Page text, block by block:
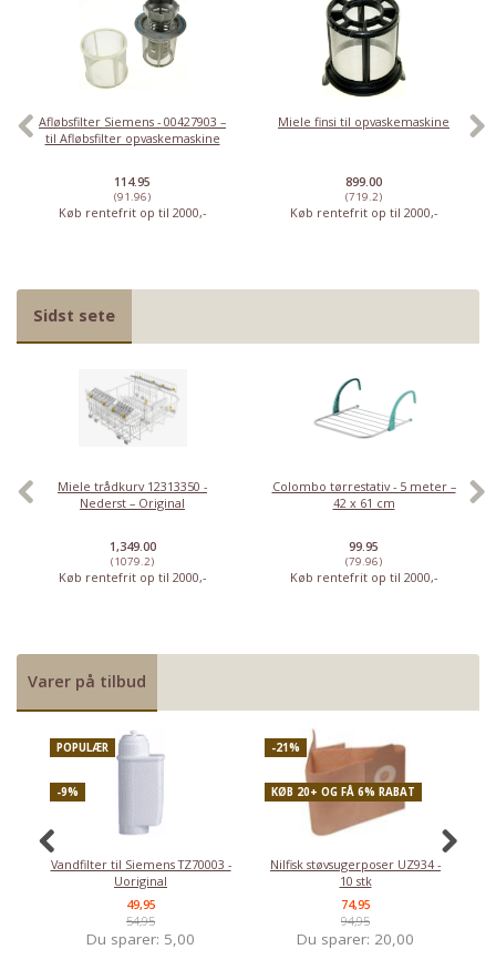
Afløbsfilter Siemens - 00427903 –
til Afløbsfilter opvaskemaskine
114.95
(91.96)
Køb rentefrit op til 2000,-
Miele finsi til opvaskemaskine
899.00
(719.2)
Køb rentefrit op til 2000,-
Sidst sete
Miele trådkurv 12313350 -
Nederst – Original
1,349.00
(1079.2)
Køb rentefrit op til 2000,-
Colombo tørrestativ - 5 meter –
42 x 61 cm
99.95
(79.96)
Køb rentefrit op til 2000,-
Varer på tilbud
POPULÆR
-9%
Vandfilter til Siemens TZ70003 -
Uoriginal
49,95
54,95
Du sparer: 5,00
-21%
KØB 20+ OG FÅ 6% RABAT
Nilfisk støvsugerposer UZ934 -
10 stk
74,95
94,95
Du sparer: 20,00